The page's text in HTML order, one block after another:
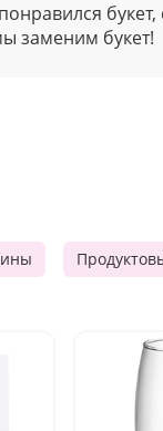
заменим букет!